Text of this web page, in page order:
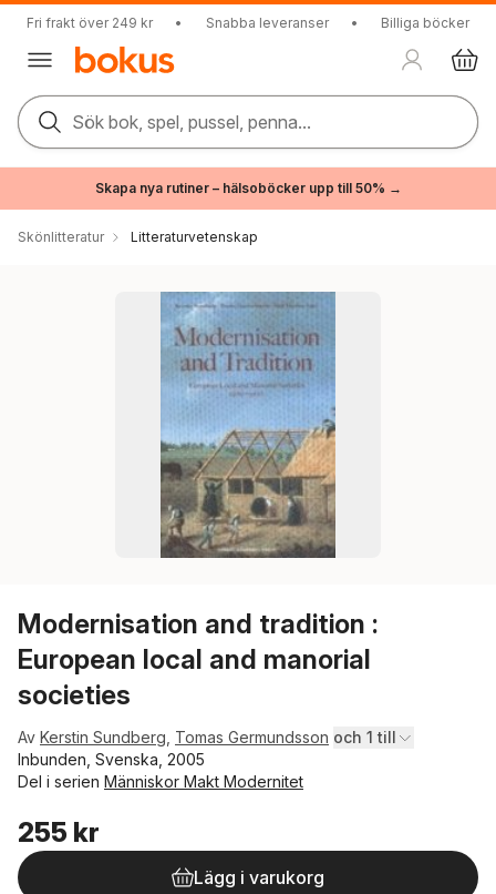
Fri frakt över 249 kr • Snabba leveranser • Billiga böcker
Sök bok, spel, pussel, penna...
Skapa nya rutiner – hälsoböcker upp till 50% →
Skönlitteratur Litteraturvetenskap
Modernisation and tradition :
European local and manorial
societies
Av Kerstin Sundberg Tomas Germundsson och 1 till
Inbunden, Svenska, 2005
Del i serien Människor Makt Modernitet
255 kr
Lägg i varukorg